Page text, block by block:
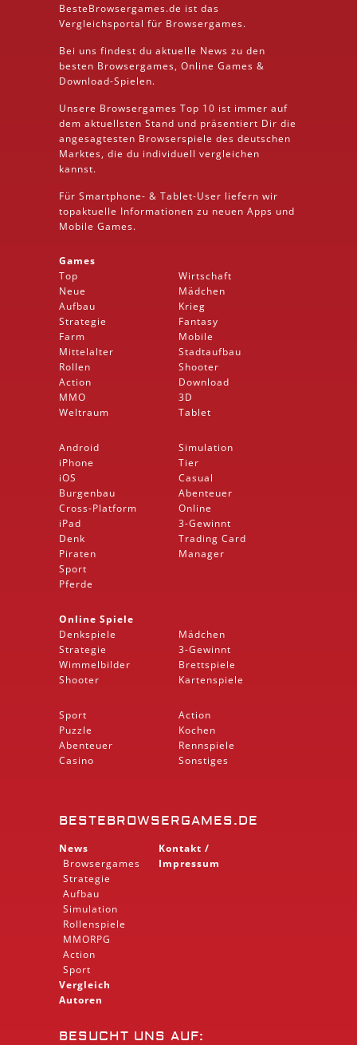
BesteBrowsergames.de ist das
Vergleichsportal für Browsergames.
Bei uns findest du aktuelle News zu den
besten Browsergames, Online Games &
Download-Spielen.
Unsere Browsergames Top 10 ist immer auf
dem aktuellsten Stand und präsentiert Dir die
angesagtesten Browserspiele des deutschen
Marktes, die du individuell vergleichen
kannst.
Für Smartphone- & Tablet-User liefern wir
topaktuelle Informationen zu neuen Apps und
Mobile Games.
Games
Top
Neue
Aufbau
Strategie
Farm
Mittelalter
Rollen
Action
MMO
Weltraum
Wirtschaft
Mädchen
Krieg
Fantasy
Mobile
Stadtaufbau
Shooter
Download
3D
Tablet
Android
iPhone
iOS
Burgenbau
Cross-Platform
iPad
Denk
Piraten
Sport
Pferde
Simulation
Tier
Casual
Abenteuer
Online
3-Gewinnt
Trading Card
Manager
Online Spiele
Denkspiele
Strategie
Wimmelbilder
Shooter
Mädchen
3-Gewinnt
Brettspiele
Kartenspiele
Sport
Puzzle
Abenteuer
Casino
Action
Kochen
Rennspiele
Sonstiges
BESTEBROWSERGAMES.DE
News
Browsergames
Strategie
Aufbau
Simulation
Rollenspiele
MMORPG
Action
Sport
Vergleich
Autoren
Kontakt /
Impressum
BESUCHT UNS AUF: